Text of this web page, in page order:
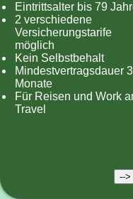
Eintrittsalter bis 79
2 verschiedene
Versicherungstarife
möglich
Kein Selbstbehalt
Mindestvertragsdauer 3
Monate
Für Reisen und Work
Travel
-->